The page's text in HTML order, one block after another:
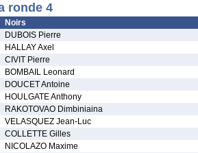
ronde 4
Noirs
DUBOIS Pierre
HALLAY Axel
CIVIT Pierre
BOMBAIL Leonard
DOUCET Antoine
HOULGATE Anthony
RAKOTOVAO Dimbiniaina
VELASQUEZ Jean-Luc
COLLETTE Gilles
NICOLAZO Maxime